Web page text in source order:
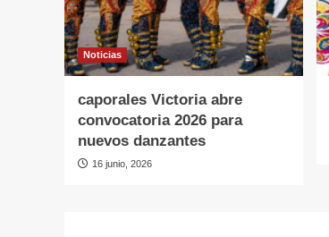
Noticias
caporales Victoria abre
convocatoria 2026 para
nuevos danzantes
16 junio, 2026